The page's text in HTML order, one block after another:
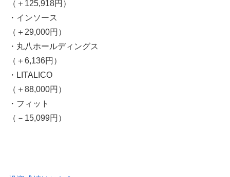
（＋125,918円）
・インソース
（＋29,000円）
・丸八ホールディングス
（＋6,136円）
・LITALICO
（＋88,000円）
・フィット
（－15,099円）